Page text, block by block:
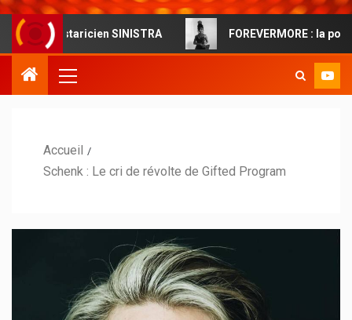
SINISTRA FOREVERMORE : la pop
Accueil
Schenk : Le cri de révolte de Gifted Program